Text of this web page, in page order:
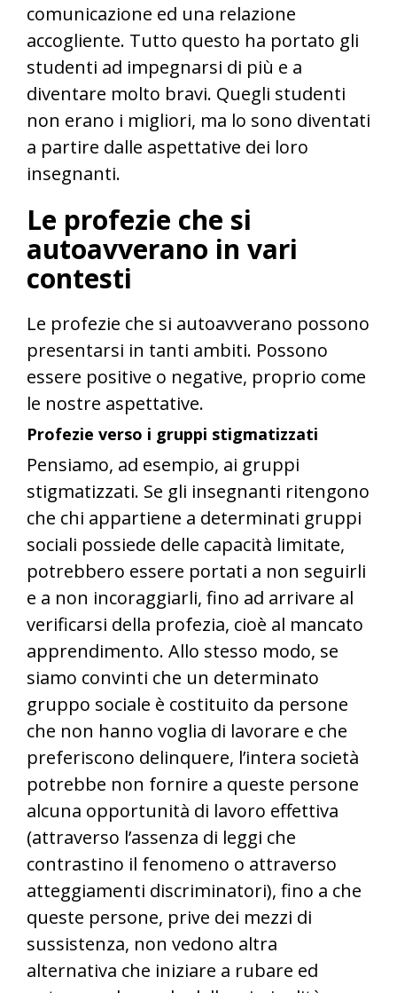
comunicazione ed una relazione
accogliente. Tutto questo ha portato gli
studenti ad impegnarsi di più e a
diventare molto bravi. Quegli studenti
non erano i migliori, ma lo sono diventati
a partire dalle aspettative dei loro
insegnanti.
Le profezie che si
autoavverano in vari
contesti
Le profezie che si autoavverano possono
presentarsi in tanti ambiti. Possono
essere positive o negative, proprio come
le nostre aspettative.
Profezie verso i gruppi stigmatizzati
Pensiamo, ad esempio, ai gruppi
stigmatizzati. Se gli insegnanti ritengono
che chi appartiene a determinati gruppi
sociali possiede delle capacità limitate,
potrebbero essere portati a non seguirli
e a non incoraggiarli, fino ad arrivare al
verificarsi della profezia, cioè al mancato
apprendimento. Allo stesso modo, se
siamo convinti che un determinato
gruppo sociale è costituito da persone
che non hanno voglia di lavorare e che
preferiscono delinquere, l’intera società
potrebbe non fornire a queste persone
alcuna opportunità di lavoro effettiva
(attraverso l’assenza di leggi che
contrastino il fenomeno o attraverso
atteggiamenti discriminatori), fino a che
queste persone, prive dei mezzi di
sussistenza, non vedono altra
alternativa che iniziare a rubare ed